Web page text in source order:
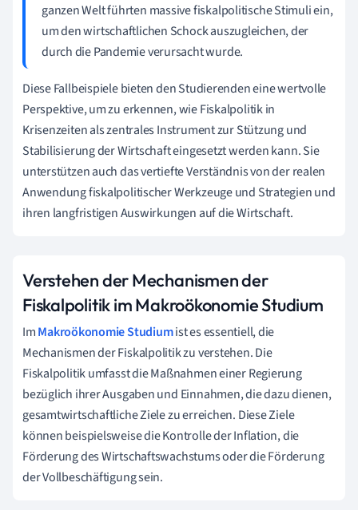
ganzen Welt führten massive fiskalpolitische Stimuli ein,
um den wirtschaftlichen Schock auszugleichen, der
durch die Pandemie verursacht wurde.
Diese Fallbeispiele bieten den Studierenden eine wertvolle
Perspektive, um zu erkennen, wie Fiskalpolitik in
Krisenzeiten als zentrales Instrument zur Stützung und
Stabilisierung der Wirtschaft eingesetzt werden kann. Sie
unterstützen auch das vertiefte Verständnis von der realen
Anwendung fiskalpolitischer Werkzeuge und Strategien und
ihren langfristigen Auswirkungen auf die Wirtschaft.
Verstehen der Mechanismen der
Fiskalpolitik im Makroökonomie Studium
ImMakroökonomie Studiumist es essentiell, die
Mechanismen der Fiskalpolitik zu verstehen. Die
Fiskalpolitik umfasst die Maßnahmen einer Regierung
bezüglich ihrer Ausgaben und Einnahmen, die dazu dienen,
gesamtwirtschaftliche Ziele zu erreichen. Diese Ziele
können beispielsweise die Kontrolle der Inflation, die
Förderung des Wirtschaftswachstums oder die Förderung
der Vollbeschäftigung sein.